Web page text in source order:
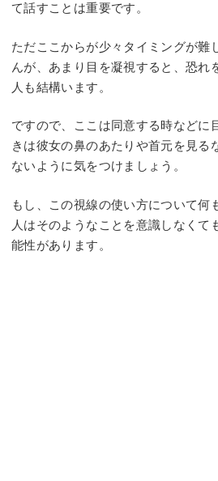
て話すことは重要です。
ただここからが少々タイミングが難
んが、あまり目を凝視すると、恐れ
人も結構います。
ですので、ここは同意する時などに
きは彼女の鼻のあたりや首元を見る
ないように気をつけましょう。
もし、この視線の使い方について何
人はそのようなことを意識しなくて
能性があります。